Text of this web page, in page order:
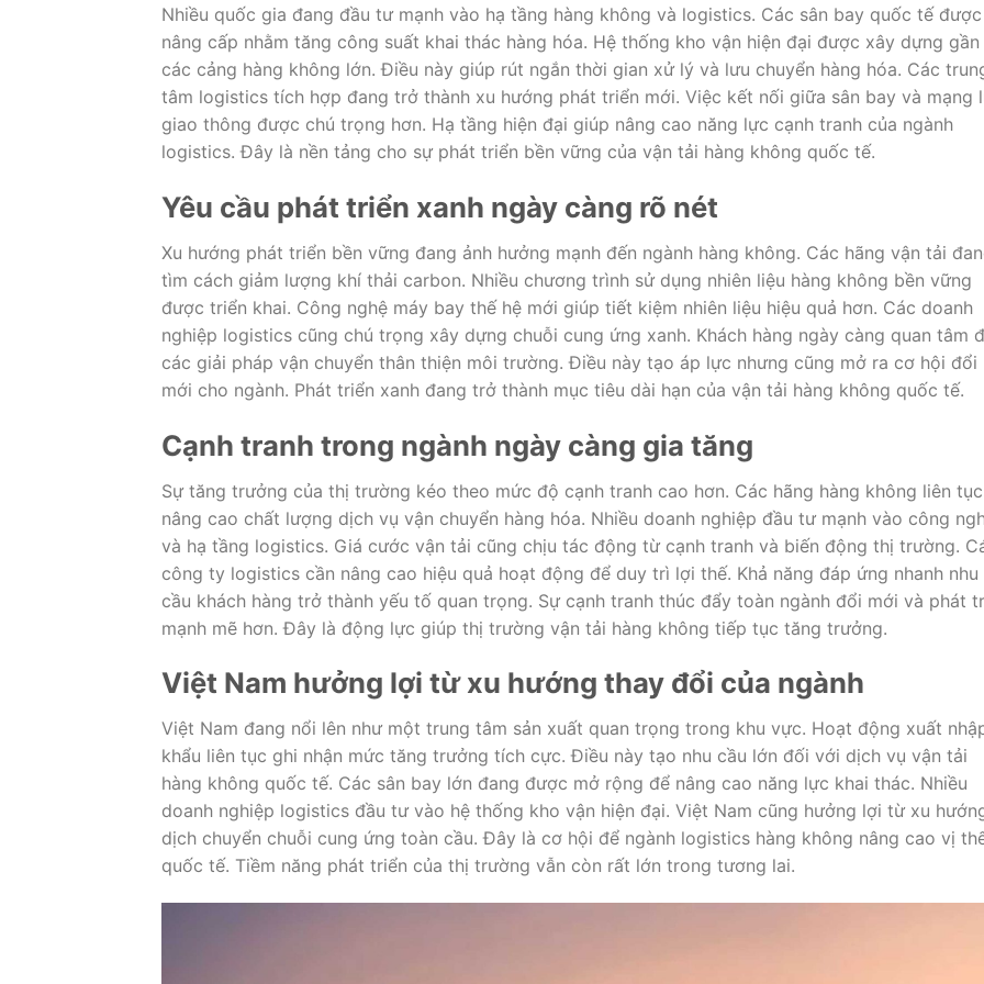
Nhiều quốc gia đang đầu tư mạnh vào hạ tầng hàng không và logistics. Các sân bay quốc tế được
nâng cấp nhằm tăng công suất khai thác hàng hóa. Hệ thống kho vận hiện đại được xây dựng gần
các cảng hàng không lớn. Điều này giúp rút ngắn thời gian xử lý và lưu chuyển hàng hóa. Các
tâm logistics tích hợp đang trở thành xu hướng phát triển mới. Việc kết nối giữa sân bay và mạng
giao thông được chú trọng hơn. Hạ tầng hiện đại giúp nâng cao năng lực cạnh tranh của ngành
logistics. Đây là nền tảng cho sự phát triển bền vững của vận tải hàng không quốc tế.
Yêu cầu phát triển xanh ngày càng rõ nét
Xu hướng phát triển bền vững đang ảnh hưởng mạnh đến ngành hàng không. Các hãng vận tải
tìm cách giảm lượng khí thải carbon. Nhiều chương trình sử dụng nhiên liệu hàng không bền vững
được triển khai. Công nghệ máy bay thế hệ mới giúp tiết kiệm nhiên liệu hiệu quả hơn. Các doanh
nghiệp logistics cũng chú trọng xây dựng chuỗi cung ứng xanh. Khách hàng ngày càng quan tâm
các giải pháp vận chuyển thân thiện môi trường. Điều này tạo áp lực nhưng cũng mở ra cơ hội đổi
mới cho ngành. Phát triển xanh đang trở thành mục tiêu dài hạn của vận tải hàng không quốc tế.
Cạnh tranh trong ngành ngày càng gia tăng
Sự tăng trưởng của thị trường kéo theo mức độ cạnh tranh cao hơn. Các hãng hàng không liên tục
nâng cao chất lượng dịch vụ vận chuyển hàng hóa. Nhiều doanh nghiệp đầu tư mạnh vào công
và hạ tầng logistics. Giá cước vận tải cũng chịu tác động từ cạnh tranh và biến động thị trường.
công ty logistics cần nâng cao hiệu quả hoạt động để duy trì lợi thế. Khả năng đáp ứng nhanh nhu
cầu khách hàng trở thành yếu tố quan trọng. Sự cạnh tranh thúc đẩy toàn ngành đổi mới và phát
mạnh mẽ hơn. Đây là động lực giúp thị trường vận tải hàng không tiếp tục tăng trưởng.
Việt Nam hưởng lợi từ xu hướng thay đổi của ngành
Việt Nam đang nổi lên như một trung tâm sản xuất quan trọng trong khu vực. Hoạt động xuất
khẩu liên tục ghi nhận mức tăng trưởng tích cực. Điều này tạo nhu cầu lớn đối với dịch vụ vận tải
hàng không quốc tế. Các sân bay lớn đang được mở rộng để nâng cao năng lực khai thác. Nhiều
doanh nghiệp logistics đầu tư vào hệ thống kho vận hiện đại. Việt Nam cũng hưởng lợi từ xu
dịch chuyển chuỗi cung ứng toàn cầu. Đây là cơ hội để ngành logistics hàng không nâng cao vị
quốc tế. Tiềm năng phát triển của thị trường vẫn còn rất lớn trong tương lai.